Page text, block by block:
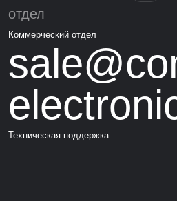
отдел
Коммерческий отдел
Техническая поддержка